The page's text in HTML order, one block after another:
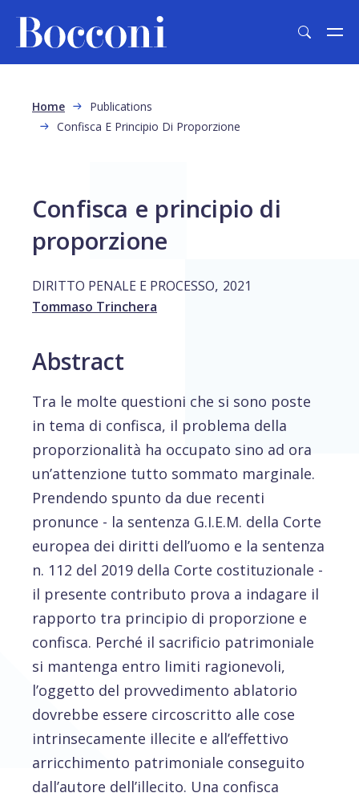
Breadcrumb
Home
Publications
Confisca E Principio Di Proporzione
Confisca e principio di
proporzione
DIRITTO PENALE E PROCESSO, 2021
Tommaso Trinchera
Abstract
Tra le molte questioni che si sono poste
in tema di confisca, il problema della
proporzionalità ha occupato sino ad ora
un’attenzione tutto sommato marginale.
Prendendo spunto da due recenti
pronunce - la sentenza G.I.E.M. della Corte
europea dei diritti dell’uomo e la sentenza
n. 112 del 2019 della Corte costituzionale -
il presente contributo prova a indagare il
rapporto tra principio di proporzione e
confisca. Perché il sacrificio patrimoniale
si mantenga entro limiti ragionevoli,
l’oggetto del provvedimento ablatorio
dovrebbe essere circoscritto alle cose
intrinsecamente illecite e all’effettivo
arricchimento patrimoniale conseguito
dall’autore dell’illecito. Una confisca